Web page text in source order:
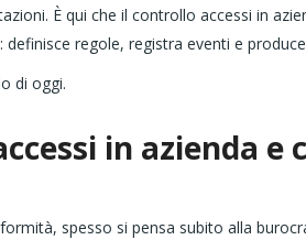
È qui che il controllo accessi in
: definisce regole, registra eventi e
di oggi.
in azienda
spesso si pensa subito alla